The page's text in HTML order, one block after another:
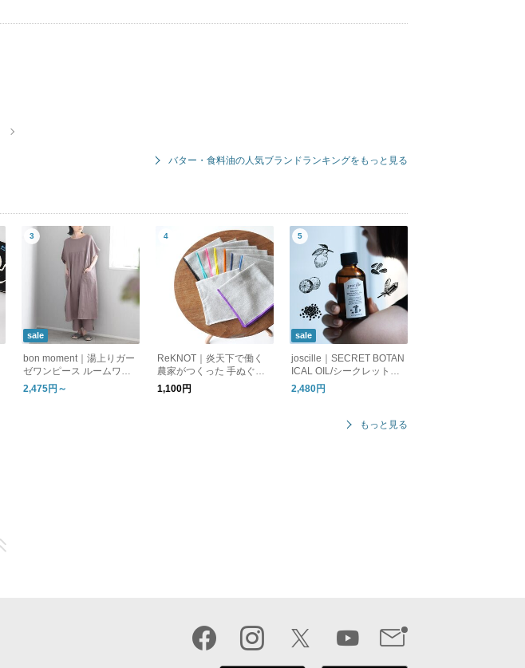
バター・食料油の人気ブランドランキングをもっと見る
sale
bon moment｜湯上りガー
ゼワンピース ルームワン
ピース
2,475円～
ReKNOT｜炎天下で働く
農家がつくった 手ぬぐい
ハンカチ MFS2610 リノッ
ト ギフト
1,100円
sale
joscille｜SECRET BOTAN
ICAL OIL/シークレットボ
タニカルオイル
2,480円
もっと見る